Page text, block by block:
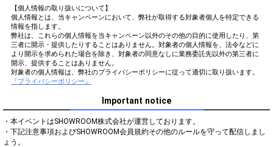
【個人情報の取り扱いについて】
個人情報とは、当キャンペーンにおいて、弊社が取得する対象者個人を特定できる
情報を指します。
弊社は、これらの個人情報を当キャンペーン以外のその他の目的に使用したり、第
三者に開示・提供したりすることはありません。対象者の個人情報を、法令などに
より開示を求められた場合を除き、対象者の同意なしに業務委託先以外の第三者に
開示、提供することはありません。
対象者の個人情報は、弊社のプライバシーポリシーに従って適切に取り扱います。
『プライバシーポリシー』
Important notice
・本イベントはSHOWROOM株式会社が運営しております。
・下記注意事項およびSHOWROOM会員規約その他のルールを守って配信しまし
ょう。